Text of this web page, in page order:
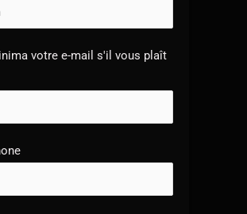
votre e-mail s'il vous plaît